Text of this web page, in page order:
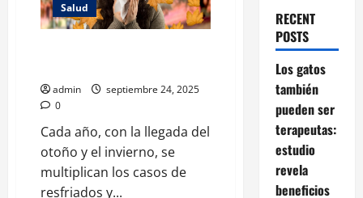
Salud
admin
septiembre 24, 2025
0
Cada año, con la llegada del
otoño y el invierno, se
multiplican los casos de
resfriados y...
RECENT
POSTS
Los gatos
también
pueden ser
terapeutas:
estudio
revela
beneficios